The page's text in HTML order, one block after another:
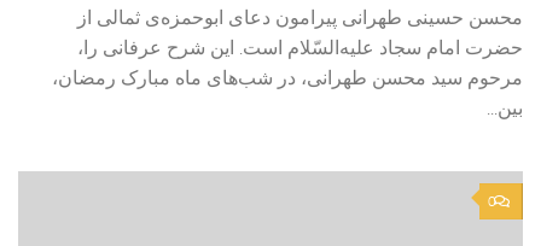
محسن حسینی طهرانی پیرامون دعای ابوحمزه‌ی ثمالی از
حضرت امام سجاد علیه‌السّلام است. این شرح عرفانی را،
مرحوم سید محسن طهرانی، در شب‌های ماه مبارک رمضان،
بین...
0